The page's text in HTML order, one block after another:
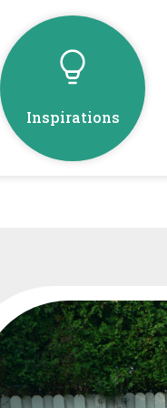
Inspirations